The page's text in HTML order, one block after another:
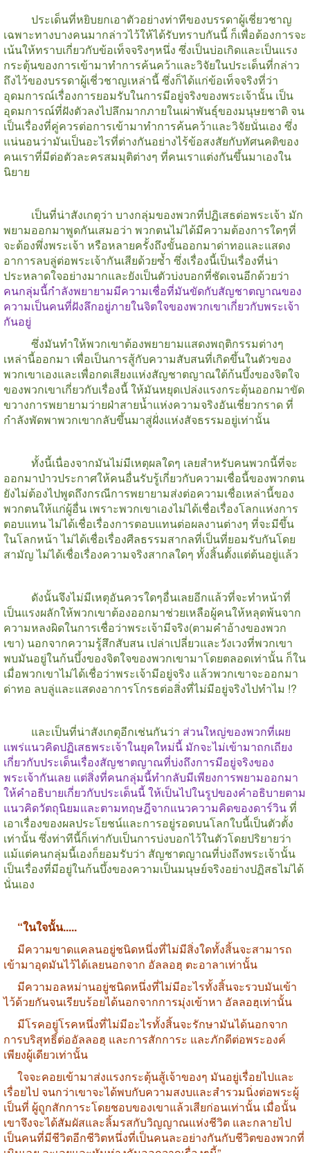
ประเด็นที่หยิบยกเอาตัวอย่างท่าทีของบรรดาผู้เชี่ยวชาญ
เฉพาะทางบางคนมากล่าวไว้ให้ได้รับทราบกันนี้ ก็เพื่อต้องการจะ
เน้นให้ทราบเกี่ยวกับข้อเท็จจริงๆหนึ่ง ซึ่งเป็นบ่อเกิดและเป็นแรง
กระตุ้นของการเข้ามาทำการค้นคว้าและวิจัยในประเด็นที่กล่าว
ถึงไว้ของบรรดาผู้เชี่วชาญเหล่านี้ ซึ่งก็ได้แก่ข้อเท็จจริงที่ว่า
อุดมการณ์เรื่องการยอมรับในการมีอยู่จริงของพระเจ้านั้น เป็น
อุดมการณ์ที่ฝังตัวลงไปลึกมากภายในเผ่าพันธุ์ของมนุษยชาติ จน
เป็นเรื่องที่คู่ควรต่อการเข้ามาทำการค้นคว้าและวิจัยนั่นเอง ซึ่ง
แน่นอนว่ามันเป็นอะไรที่ต่างกันอย่างไร้ข้อสงสัยกับทัศนคติของ
คนเราที่มีต่อตัวละครสมมุติต่างๆ ที่คนเราแต่งกันขึ้นมาเองใน
นิยาย
เป็นที่น่าสังเกตุว่า บางกลุ่มของพวกที่ปฏิเสธต่อพระเจ้า มัก
พยามออกมาพูดกันเสมอว่า พวกตนไม่ได้มีความต้องการใดๆที่
จะต้องพึ่งพระเจ้า หรือหลายครั้งถึงขั้นออกมาด่าทอและแสดง
อาการลบลู่ต่อพระเจ้ากันเสียด้วยซ้ำ ซึ่งเรื่องนี้เป็นเรื่องที่น่า
ประหลาดใจอย่างมากและยังเป็นตัวบ่งบอกที่ชัดเจนอีกด้วยว่า
คนกลุ่มนี้กำลังพยายามมีความเชื่อที่มันขัดกับสัญชาตญาณของ
ความเป็นคนที่ฝังลึกอยู่ภายในจิตใจของพวกเขาเกี่ยวกับพระเจ้า
กันอยู่
ซึ่งมันทำให้พวกเขาต้องพยายามแสดงพฤติกรรมต่างๆ
เหล่านี้ออกมา เพื่อเป็นการสู้กับความสับสนที่เกิดขึ้นในตัวของ
พวกเขาเองและเพื่อกดเสียงแห่งสัญชาตญาณใต้ก้นบึ้งของจิตใจ
ของพวกเขาเกี่ยวกับเรื่องนี้ ให้มันหยุดเปล่งแรงกระตุ้นออกมาขัด
ขวางการพยายามว่ายฝ่าสายน้ำแห่งความจริงอันเชี่ยวกราด ที่
กำลังพัดพาพวกเขากลับขึ้นมาสู่ฝั่งแห่งสัจธรรมอยู่เท่านั้น
ทั้งนี้เนื่องจากมันไม่มีเหตุผลใดๆ เลยสำหรับคนพวกนี้ที่จะ
ออกมาป่าวประกาศให้คนอื่นรับรู้เกี่ยวกับความเชื่อนี้ของพวกตน
ยังไม่ต้องไปพูดถึงกรณีการพยายามส่งต่อความเชื่อเหล่านี้ของ
พวกตนให้แก่ผู้อื่น เพราะพวกเขาเองไม่ได้เชื่อเรื่องโลกแห่งการ
ตอบแทน ไม่ได้เชื่อเรื่องการตอบแทนต่อผลงานต่างๆ ที่จะมีขึ้น
ในโลกหน้า ไม่ได้เชื่อเรื่องศีลธรรมสากลที่เป็นที่ยอมรับกันโดย
สามัญ ไม่ได้เชื่อเรื่องความจริงสากลใดๆ ทั้งสิ้นตั้งแต่ต้นอยู่แล้ว
ดังนั้นจึงไม่มีเหตุอันควรใดๆอื่นเลยอีกแล้วที่จะทำหน้าที่
เป็นแรงผลักให้พวกเขาต้องออกมาช่วยเหลือผู้คนให้หลุดพ้นจาก
ความหลงผิดในการเชื่อว่าพระเจ้ามีจริง(ตามคำอ้างของพวก
เขา) นอกจากความรู้สึกสับสน เปล่าเปลี่ยวและวังเวงที่พวกเขา
พบมันอยู่ในก้นบึ้งของจิตใจของพวกเขามาโดยตลอดเท่านั้น ก็ใน
เมื่อพวกเขาไม่ได้เชื่อว่าพระเจ้ามีอยู่จริง แล้วพวกเขาจะออกมา
ด่าทอ ลบลู่และแสดงอาการโกรธต่อสิ่งที่ไม่มีอยู่จริงไปทำไม !?
และเป็นที่น่าสังเกตุอีกเช่นกันว่า ส่วนใหญ่ของพวกที่เผย
เเพร่แนวคิดปฏิเสธพระเจ้าในยุคใหม่นี้ มักจะไม่เข้ามาถกเถียง
เกี่ยวกับประเด็นเรื่องสัญชาตญาณที่บ่งถึงการมีอยู่จริงของ
พระเจ้ากันเลย แต่สิ่งที่คนกลุ่มนี้ทำกลับมีเพียงการพยามออกมา
ให้คำอธิบายเกี่ยวกับประเด็นนี้ ให้เป็นไปในรูปของคำอธิบายตาม
แนวคิดวัตถุนิยมและตามทฤษฎีจากแนวความคิดของดาร์วินที่
เอาเรื่องของผลประโยชน์และการอยู่รอดบนโลกใบนี้เป็นตัวตั้ง
เท่านั้น ซึ่งท่าทีนี้ก็เท่ากับเป็นการบ่งบอกไว้ในตัวโดยปริยายว่า
แม้แต่คนกลุ่มนี้เองก็ยอมรับว่า สัญชาตญาณที่บ่งถึงพระเจ้านั้น
เป็นเรื่องที่มีอยู่ในก้นบึ้งของความเป็นมนุษย์จริงอย่างปฏิสธไม่ได้
นั่นเอง
“ในใจนั้น.....
มีความขาดแคลนอยู่ชนิดหนึ่งที่ไม่มีสิ่งใดทั้งสิ้นจะสามารถ
เข้ามาอุดมันไว้ได้เลยนอกจาก อัลลอฮฺ ตะอาลาเท่านั้น
มีความอลหม่านอยู่ชนิดหนึ่งที่ไม่มีอะไรทั้งสิ้นจะรวบมันเข้า
ไว้ด้วยกันจนเรียบร้อยได้นอกจากการมุ่งเข้าหา อัลลอฮฺเท่านั้น
มีโรคอยู่โรคหนึ่งที่ไม่มีอะไรทั้งสิ้นจะรักษามันได้นอกจาก
การบริสุทธิ์ต่ออัลลอฮฺ และการสักการะ และภักดีต่อพระองค์
เพียงผู้เดียวเท่านั้น
ใจจะคอยเข้ามาส่งแรงกระตุ้นสู้เจ้าของๆ มันอยู่เรื่อยไปและ
เรื่อยไป จนกว่าเขาจะได้พบกับความสงบและสำรวมนิ่งต่อพระผู้
เป็นที่ ผู้ถูกสักการะโดยชอบของเขาแล้วเสียก่อนเท่านั้น เมื่อนั้น
เขาจึงจะได้สัมผัสและลิ้มรสกับวิญญาณแห่งชีวิต และกลายไป
เป็นคนที่มีชีวิตอีกชีวิตหนึ่งที่เป็นคนละอย่างกันกับชีวิตของพวกที่